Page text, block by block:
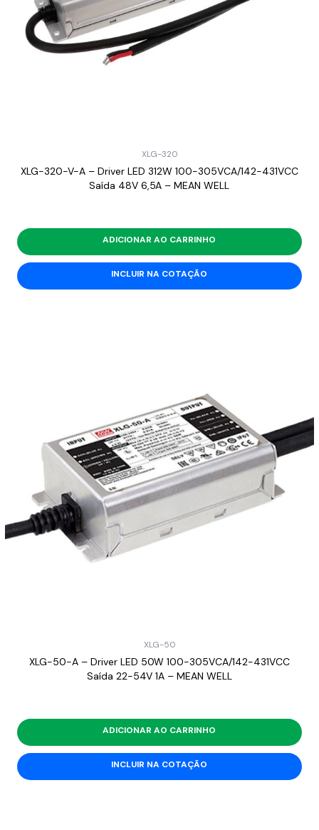
XLG-320
XLG-320-V-A – Driver LED 312W 100-305VCA/142-431VCC
Saída 48V 6,5A – MEAN WELL
ADICIONAR AO CARRINHO
INCLUIR NA COTAÇÃO
XLG-50
XLG-50-A – Driver LED 50W 100-305VCA/142-431VCC
Saída 22-54V 1A – MEAN WELL
ADICIONAR AO CARRINHO
INCLUIR NA COTAÇÃO